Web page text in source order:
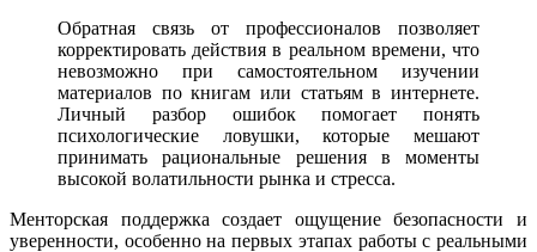
Обратная связь от профессионалов позволяет
корректировать действия в реальном времени, что
невозможно при самостоятельном изучении
материалов по книгам или статьям в интернете.
Личный разбор ошибок помогает понять
психологические ловушки, которые мешают
принимать рациональные решения в моменты
высокой волатильности рынка и стресса.
Менторская поддержка создает ощущение безопасности и
уверенности, особенно на первых этапах работы с реальными